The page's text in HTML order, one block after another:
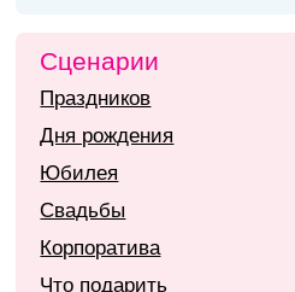
Сценарии
Праздников
Дня рождения
Юбилея
Свадьбы
Корпоратива
Что подарить